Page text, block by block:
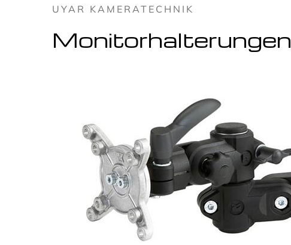
UYAR KAMERATECHNIK
Monitorhalterungen